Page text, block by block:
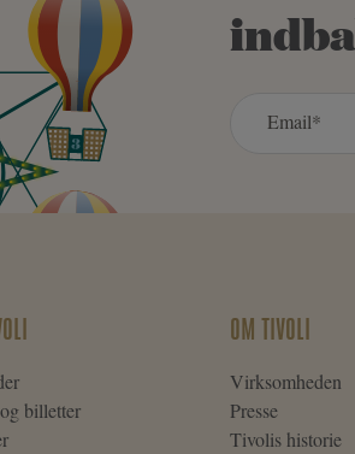
billetter
OM TIVOLI
Virksomheden
Presse
Tivolis historie